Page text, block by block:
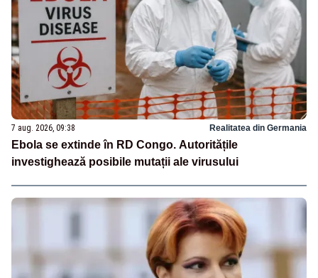
7 aug. 2026, 09:38 Realitatea din Germania
Ebola se extinde în RD Congo. Autoritățile
investighează posibile mutații ale virusului